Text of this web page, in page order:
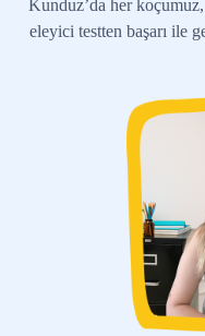
Kunduz’da her
eleyici testten başarı ile